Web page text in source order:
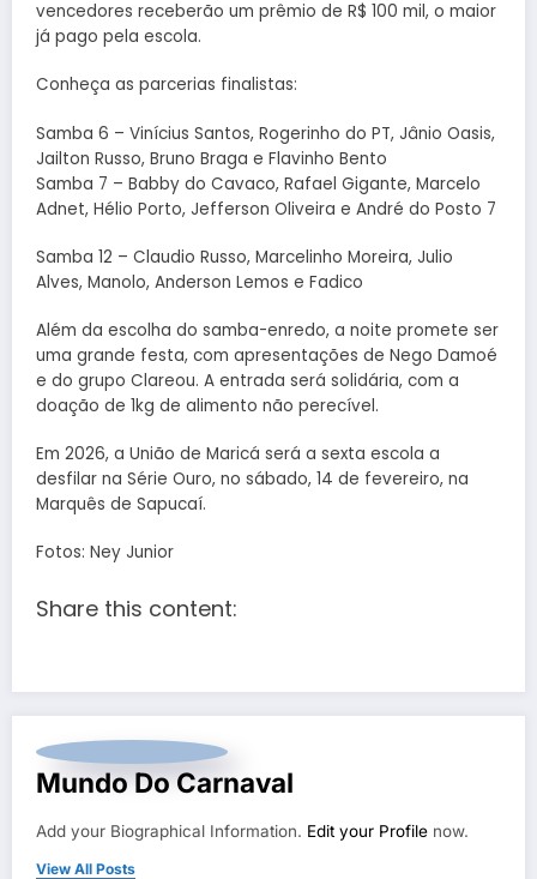
vencedores receberão um prêmio de R$ 100 mil, o maior
já pago pela escola.
Conheça as parcerias finalistas:
Samba 6 – Vinícius Santos, Rogerinho do PT, Jânio Oasis,
Jailton Russo, Bruno Braga e Flavinho Bento
Samba 7 – Babby do Cavaco, Rafael Gigante, Marcelo
Adnet, Hélio Porto, Jefferson Oliveira e André do Posto 7
Samba 12 – Claudio Russo, Marcelinho Moreira, Julio
Alves, Manolo, Anderson Lemos e Fadico
Além da escolha do samba-enredo, a noite promete ser
uma grande festa, com apresentações de Nego Damoé
e do grupo Clareou. A entrada será solidária, com a
doação de 1kg de alimento não perecível.
Em 2026, a União de Maricá será a sexta escola a
desfilar na Série Ouro, no sábado, 14 de fevereiro, na
Marquês de Sapucaí.
Fotos: Ney Junior
Share this content:
Mundo Do Carnaval
Add your Biographical Information. Edit your Profile now.
View All Posts